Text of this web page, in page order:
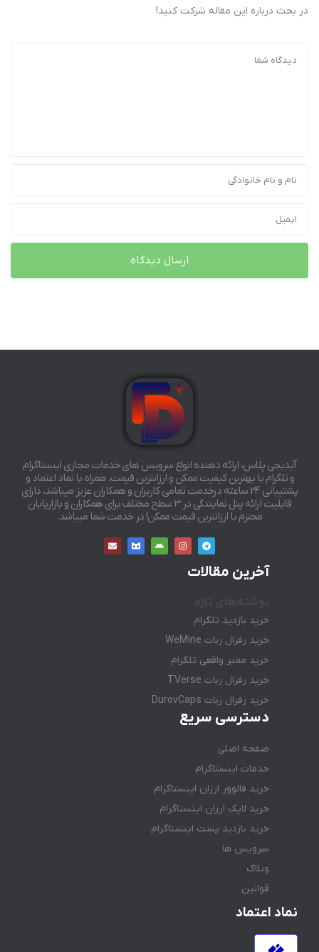
در بحث درباره این مقاله شرکت کنید!
آیدیجی پلاس، ارائه دهنده انواع سرویس های خدمات مجازی اینستاگرام
و تلگرام با بهترین کیفیت ممکن و ارزانترین قیمت، همراه با نماد اعتماد و
پشتیبانی 24 ساعته درخدمت تمامی کاربران و همکاران عزیز میباشد، دارای
قابلیت ارائه پنل نمایندگی در 3 سطح مختلف برای همکاران و بازاریابان
محترم با ارزانترین قیمت ممکن! در خدمت شما میباشد.
آخرین مقالات
خرید بازدید تلگرام
خرید رفرال ربات WeMine
خرید ممبر واقعی تلگرام
خرید رفرال ربات TVerse
خرید رفرال ربات DurovCaps
دسترسی سریع
صفحه اصلی
خدمات اینستاگرام
خرید فالوور ارزان اینستاگرام
خرید لایک ارزان اینستاگرام
خرید بازدید پست اینستاگرام
سرویس ها
وبلاگ
قوانین
نماد اعتماد